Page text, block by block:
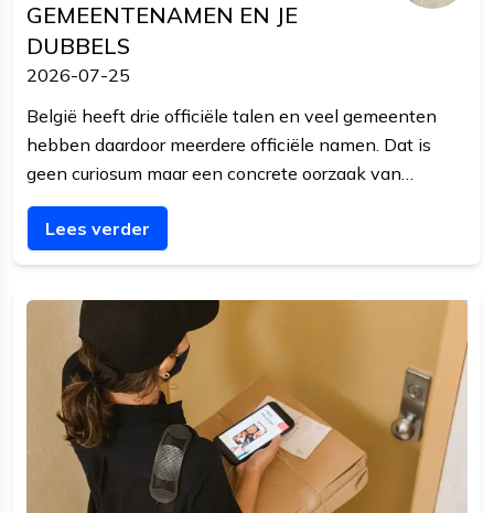
GEMEENTENAMEN EN JE
DUBBELS
2026-07-25
België heeft drie officiële talen en veel gemeenten
hebben daardoor meerdere officiële namen. Dat is
geen curiosum maar een concrete oorzaak van
dubbele klantrecords. Dit artikel legt uit waar het
vandaan komt en hoe je het oplost.
Lees verder